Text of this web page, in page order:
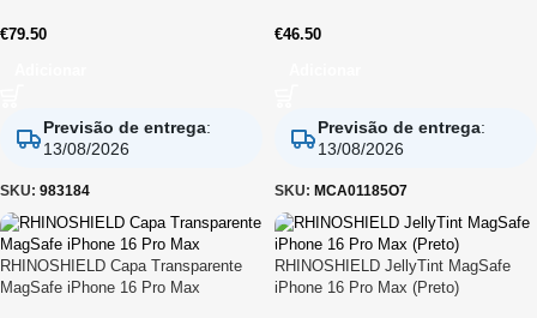
€79.50
Previsão de entrega:
13/08/2026
SKU: 983184
€46.50
Previsão de entrega:
13/08/2026
SKU: MCA01185O7
RHINOSHIELD Capa Transparente
MagSafe iPhone 16 Pro Max
RHINOSHIELD JellyTint MagSafe
iPhone 16 Pro Max (Preto)